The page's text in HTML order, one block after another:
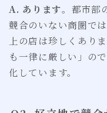
A. あります。都市部
競合のいない商圏で
上の店は珍しくあり
も一律に厳しい」の
化しています。